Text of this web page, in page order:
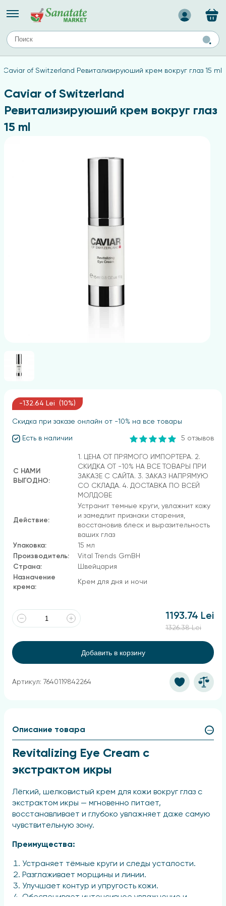
лица
Назад
ТИПЫ КОЖИ
Средства для комбинированной кожи
Средства для проблемной кожи
Средства для жирной кожи
Caviar of Switzerland Ревитализируюший крем вокруг глаз 15 ml
Caviar of Switzerland
Ревитализируюший крем вокруг глаз
15 ml
-132.64 Lei (10%)
Скидка при заказе онлайн от -10% на все товары
Есть в наличии 5 отзывов
С НАМИ
ВЫГОДНО:
1. ЦЕНА ОТ ПРЯМОГО ИМПОРТЕРА. 2.
СКИДКА ОТ -10% НА ВСЕ ТОВАРЫ ПРИ
ЗАКАЗЕ С САЙТА. 3. ЗАКАЗ НАПРЯМУЮ
СО СКЛАДА. 4. ДОСТАВКА ПО ВСЕЙ
МОЛДОВЕ
Действие:
Устранит темные круги, увлажнит кожу
и замедлит признаки старения,
восстановив блеск и выразительность
ваших глаз
Упаковка:
15 мл
Производитель:
Vital Trends GmBH
Страна:
Швейцария
Назначение
крема:
Крем для дня и ночи
1193.74 Lei
1326.38 Lei
Добавить в корзину
Артикул: 7640119842264
Описание товара
Revitalizing Eye Cream с
экстрактом икры
Лёгкий, шелковистый крем для кожи вокруг глаз с
экстрактом икры — мгновенно питает,
восстанавливает и глубоко увлажняет даже самую
чувствительную зону.
Преимущества:
Устраняет тёмные круги и следы усталости.
Разглаживает морщины и линии.
Улучшает контур и упругость кожи.
Обеспечивает интенсивное увлажнение и